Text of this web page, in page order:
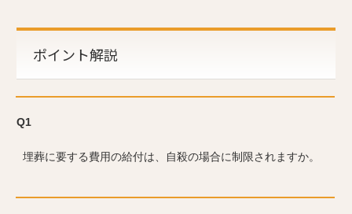
ポイント解説
Q1
埋葬に要する費用の給付は、自殺の場合に制限されますか。